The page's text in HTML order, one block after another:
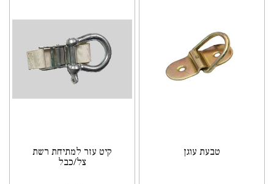
טבעת עוגן
קיט עזר למתיחת רשת
צל/כבל